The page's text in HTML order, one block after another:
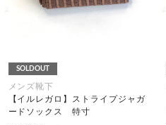
SOLDOUT
メンズ靴下
【イルレガロ】ストライプジャガ
ードソックス 特寸